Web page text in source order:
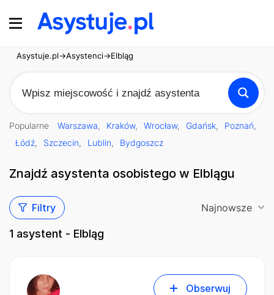
Asystuje.pl→Asystenci→Elbląg
Popularne Warszawa Kraków Wrocław Gdańsk
Poznań
Łódź
Szczecin Lublin Bydgoszcz
Znajdź asystenta osobistego w Elblągu
Filtry Najnowsze
1 asystent - Elbląg
Obserwuj